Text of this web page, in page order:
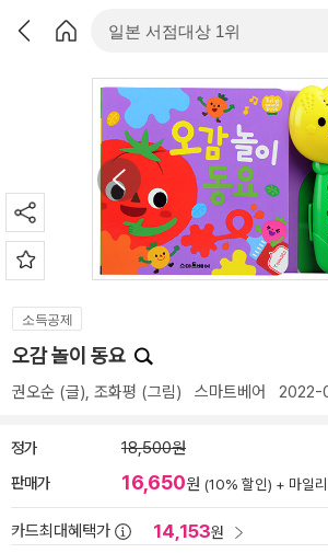
소득공제
오감 놀이 동요
권오순 (글), 조화평 (그림) 스마트베어 2022-
정가 18,500원
판매가 16,650원 (10% 할인) + 마일
카드최대혜택가 14,153원